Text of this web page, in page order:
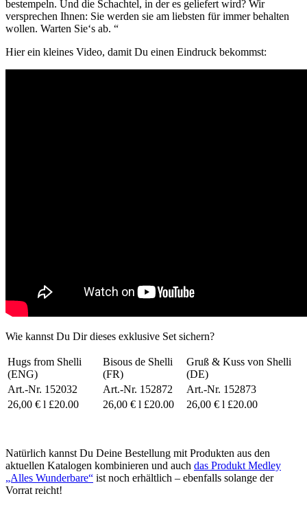
bestempeln. Und die Schachtel, in der es geliefert wird? Wir
versprechen Ihnen: Sie werden sie am liebsten für immer behalten
wollen. Warten Sie‘s ab. “
Hier ein kleines Video, damit Du einen Eindruck bekommst:
Wie kannst Du Dir dieses exklusive Set sichern?
Hugs from Shelli
(ENG)
Bisous de Shelli
(FR)
Gruß & Kuss von Shelli
(DE)
Art.-Nr. 152032
Art.-Nr. 152872
Art.-Nr. 152873
26,00 € l £20.00
26,00 € l £20.00 26,00 € l £20.00
Natürlich kannst Du Deine Bestellung mit Produkten aus den
aktuellen Katalogen kombinieren und auch das Produkt Medley
„Alles Wunderbare“ ist noch erhältlich – ebenfalls solange der
Vorrat reicht!